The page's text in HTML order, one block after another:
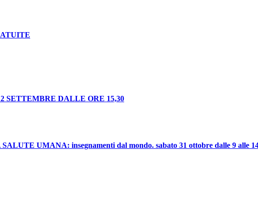
SETTEMBRE DALLE ORE 15,30
UMANA: insegnamenti dal mondo. sabato 31 ottobre dalle 9 alle